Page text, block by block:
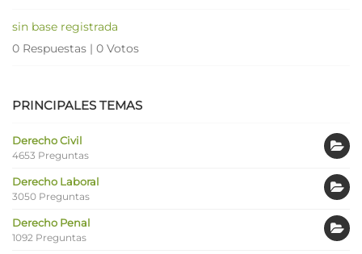
sin base registrada
0 Respuestas | 0 Votos
PRINCIPALES TEMAS
Derecho Civil
4653 Preguntas
Derecho Laboral
3050 Preguntas
Derecho Penal
1092 Preguntas